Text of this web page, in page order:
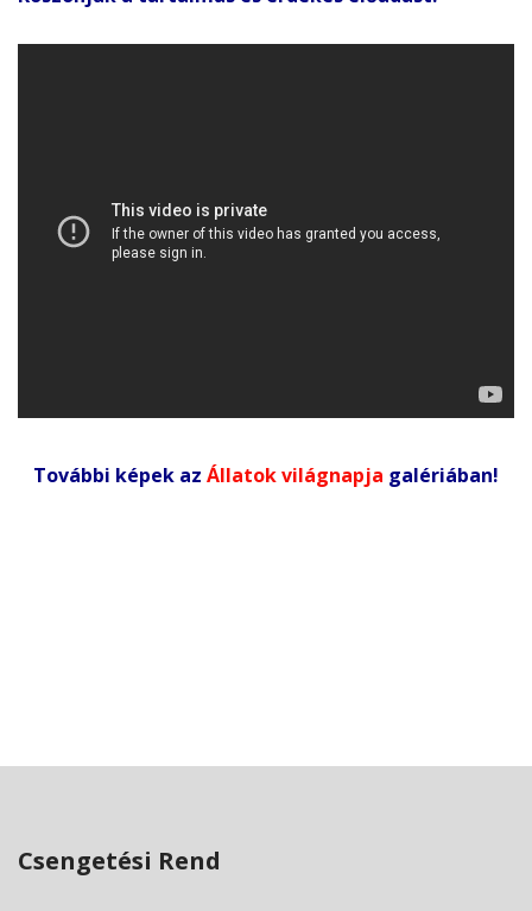
További képek az Állatok világnapja galériában!
Csengetési Rend